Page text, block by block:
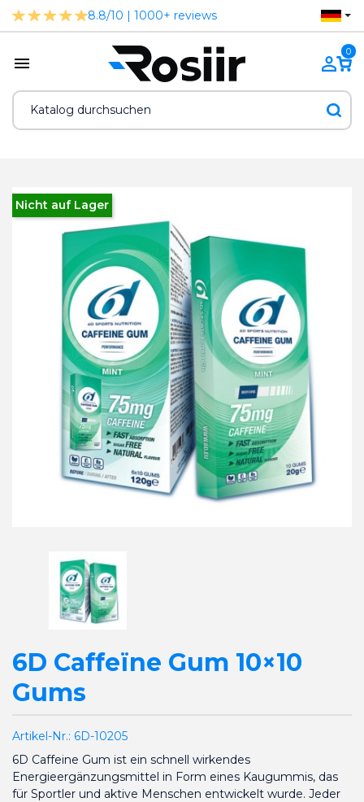
8.8/10 | 1000+ reviews
0
Nicht auf Lager
6D Caffeïne Gum 10×10
Gums
Artikel-Nr.: 6D-10205
6D Caffeine Gum ist ein schnell wirkendes
Energieergänzungsmittel in Form eines Kaugummis, das
für Sportler und aktive Menschen entwickelt wurde. Jeder